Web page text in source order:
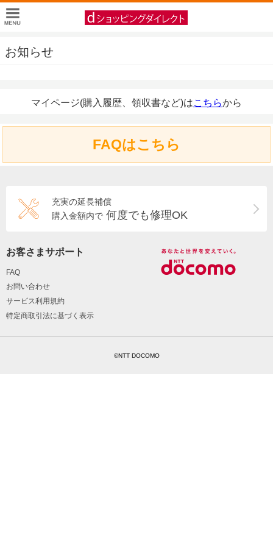
お知らせ
マイページ(購入履歴、領収書など)はこちらから
FAQはこちら
充実の延長補償
購入金額内で 何度でも修理OK
お客さまサポート
FAQ
お問い合わせ
サービス利用規約
特定商取引法に基づく表示
©NTT DOCOMO